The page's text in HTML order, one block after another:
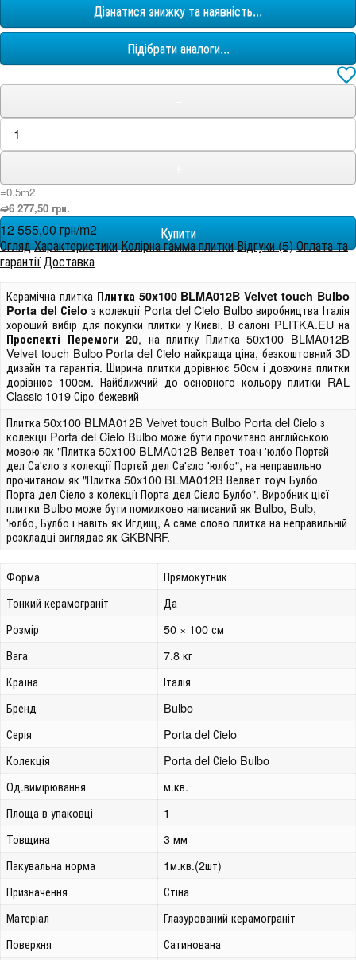
Дізнатися знижку та наявність...
Підібрати аналоги...
=0.5m2
➫6 277,50 грн.
12 555,00 грн/m2
ОглядХарактеристикиКолірна гамма плиткиВідгуки (5)Оплата та
гарантії Доставка
Керамічна плитка Плитка 50x100 BLMA012B Velvet touch Bulbo
Porta del Сielo з колекції Porta del Cielo Bulbo виробництва Італія
хороший вибір для покупки плитки у Києві. В салоні PLITKA.EU на
Проспекті Перемоги 20, на плитку Плитка 50x100 BLMA012B
Velvet touch Bulbo Porta del Сielo найкраща ціна, безкоштовний 3D
дизайн та гарантія. Ширина плитки дорівнює 50см і довжина плитки
дорівнює 100см. Найближчий до основного кольору плитки RAL
Classic 1019 Сіро-бежевий
Плитка 50x100 BLMA012B Velvet touch Bulbo Porta del Сielo з
колекції Porta del Cielo Bulbo може бути прочитано англійською
мовою як "Плитка 50x100 BLMA012B Велвет тоач 'юлбо Портєй
дел Са'єло з колекції Портєй дел Са'єло 'юлбо", на неправильно
прочитаном як "Плитка 50x100 BLMA012B Велвет тоуч Булбо
Порта дел Сіело з колекції Порта дел Сіело Булбо". Виробник цієї
плитки Bulbo може бути помилково написаний як Bulbo, Bulb,
'юлбо, Булбо і навіть як Игдищ, А саме слово плитка на неправильній
розкладці виглядає як GKBNRF.
Форма
Прямокутник
Тонкий керамограніт
Да
Розмір
50 × 100 см
Вага
7.8 кг
Країна
Італія
Бренд
Bulbo
Серія
Porta del Сielo
Колекція
Porta del Сielo Bulbo
Од.вимірювання
м.кв.
Площа в упаковці
1
Товщина
3 мм
Пакувальна норма
1м.кв.(2шт)
Призначення
Стіна
Матеріал
Глазурований керамограніт
Поверхня
Сатинована